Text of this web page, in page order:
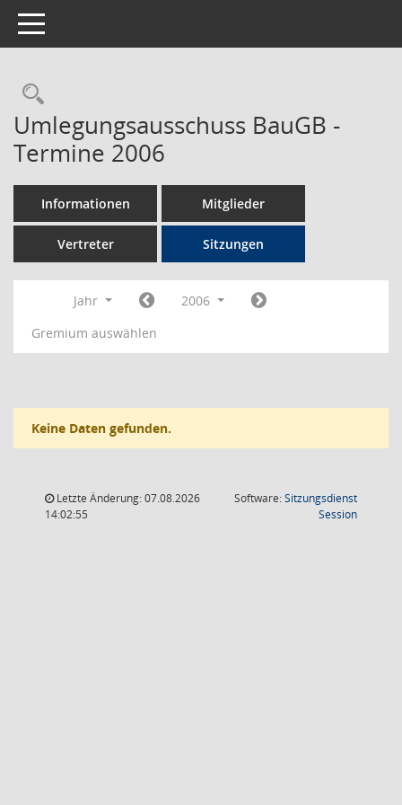
Toggle navigation
Rechercheauswahl
Umlegungsausschuss BauGB -
Termine 2006
Informationen Mitglieder
Vertreter Sitzungen
Jahr
2006
Gremium auswählen
Keine Daten gefunden.
Letzte Änderung: 07.08.2026
14:02:55
Software:Sitzungsdienst
Session(Wird in